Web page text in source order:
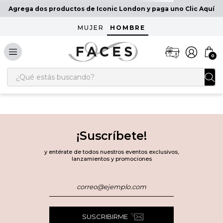
Agrega dos productos de Iconic London y paga uno Clic Aquí
MUJER HOMBRE
0
¿Qué estás buscando?
¡Suscríbete!
y entérate de todos nuestros eventos exclusivos,
lanzamientos y promociones
SUSCRIBIRME